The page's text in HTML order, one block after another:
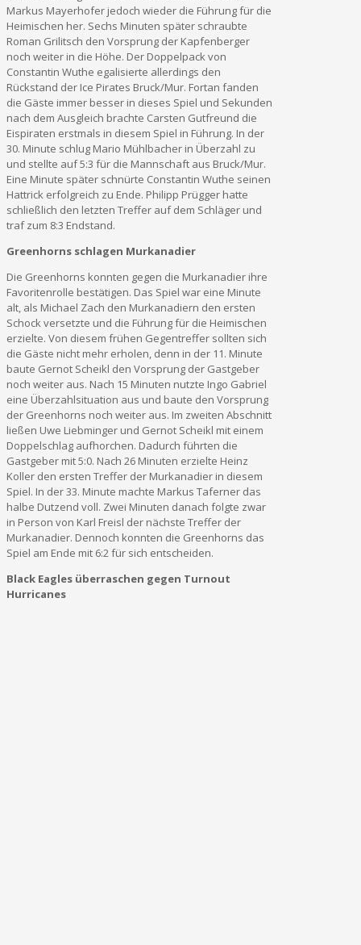
Markus Mayerhofer jedoch wieder die Führung für die
Heimischen her. Sechs Minuten später schraubte
Roman Grilitsch den Vorsprung der Kapfenberger
noch weiter in die Höhe. Der Doppelpack von
Constantin Wuthe egalisierte allerdings den
Rückstand der Ice Pirates Bruck/Mur. Fortan fanden
die Gäste immer besser in dieses Spiel und Sekunden
nach dem Ausgleich brachte Carsten Gutfreund die
Eispiraten erstmals in diesem Spiel in Führung. In der
30. Minute schlug Mario Mühlbacher in Überzahl zu
und stellte auf 5:3 für die Mannschaft aus Bruck/Mur.
Eine Minute später schnürte Constantin Wuthe seinen
Hattrick erfolgreich zu Ende. Philipp Prügger hatte
schließlich den letzten Treffer auf dem Schläger und
traf zum 8:3 Endstand.
Greenhorns schlagen Murkanadier
Die Greenhorns konnten gegen die Murkanadier ihre
Favoritenrolle bestätigen. Das Spiel war eine Minute
alt, als Michael Zach den Murkanadiern den ersten
Schock versetzte und die Führung für die Heimischen
erzielte. Von diesem frühen Gegentreffer sollten sich
die Gäste nicht mehr erholen, denn in der 11. Minute
baute Gernot Scheikl den Vorsprung der Gastgeber
noch weiter aus. Nach 15 Minuten nutzte Ingo Gabriel
eine Überzahlsituation aus und baute den Vorsprung
der Greenhorns noch weiter aus. Im zweiten Abschnitt
ließen Uwe Liebminger und Gernot Scheikl mit einem
Doppelschlag aufhorchen. Dadurch führten die
Gastgeber mit 5:0. Nach 26 Minuten erzielte Heinz
Koller den ersten Treffer der Murkanadier in diesem
Spiel. In der 33. Minute machte Markus Taferner das
halbe Dutzend voll. Zwei Minuten danach folgte zwar
in Person von Karl Freisl der nächste Treffer der
Murkanadier. Dennoch konnten die Greenhorns das
Spiel am Ende mit 6:2 für sich entscheiden.
Black Eagles überraschen gegen Turnout
Hurricanes